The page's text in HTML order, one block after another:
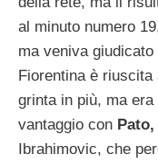
al minuto numero
ma veniva
Fiorentina è riuscita
grinta in più, ma
vantaggio con
Ibrahimovic, che